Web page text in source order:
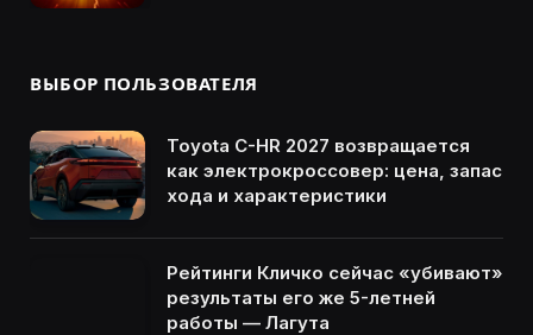
ВЫБОР ПОЛЬЗОВАТЕЛЯ
Toyota C-HR 2027 возвращается
как электрокроссовер: цена, запас
хода и характеристики
Рейтинги Кличко сейчас «убивают»
результаты его же 5-летней
работы — Лагута